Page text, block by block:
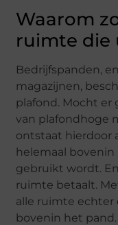
Waarom
ruimte die
Bedrijfspanden,
magazijnen,
plafond. Mocht
van plafondhoge
ontstaat hierdoor
helemaal
gebruikt wordt.
ruimte betaalt.
alle ruimte
bovenin het